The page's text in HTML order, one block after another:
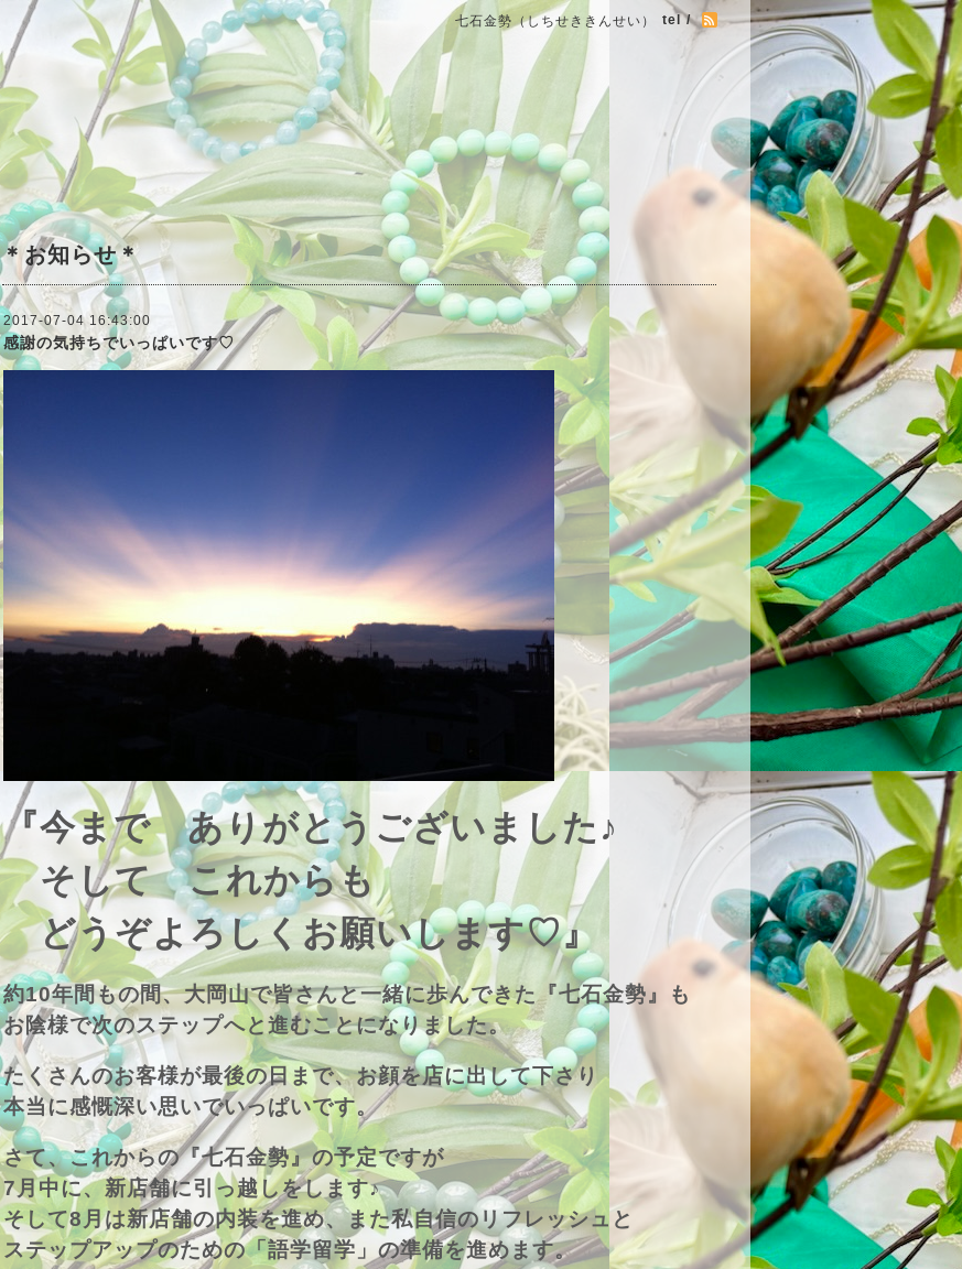
七石金勢（しちせききんせい） tel /
＊お知らせ＊
2017-07-04 16:43:00
感謝の気持ちでいっぱいです♡
『今まで ありがとうございました♪
そして これからも
どうぞよろしくお願いします♡』
約10年間もの間、大岡山で皆さんと一緒に歩んできた『七石金勢』も
お陰様で次のステップへと進むことになりました。
たくさんのお客様が最後の日まで、お顔を店に出して下さり
本当に感慨深い思いでいっぱいです。
さて、これからの『七石金勢』の予定ですが
7月中に、新店舗に引っ越しをします♪
そして8月は新店舗の内装を進め、また私自信のリフレッシュと
ステップアップのための「語学留学」の準備を進めます。